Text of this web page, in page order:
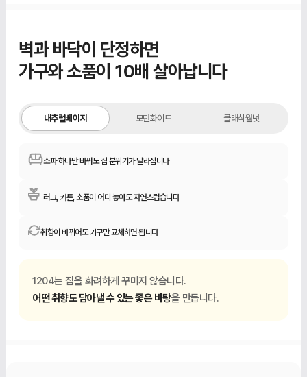
벽과 바닥이 단정하면
가구와 소품이 10배 살아납니다
내추럴베이지
부드럽고 따뜻한 느낌
내추럴베이지 모던화이트 클래식월넛
소파 하나만 바꿔도 집 분위기가 달라집니다
러그, 커튼, 소품이 어디 놓아도 자연스럽습니다
취향이 바뀌어도 가구만 교체하면 됩니다
1204는 집을 화려하게 꾸미지 않습니다.
어떤 취향도 담아낼 수 있는 좋은 바탕을 만듭니다.